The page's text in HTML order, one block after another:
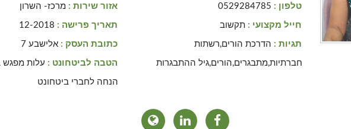
טלפון : 0529284785
חייל מקצועי : תקשוב
תגיות : הדרכת הורים,רשתות
חברתיות,מתבגרים,הורים,גיל ההתבגרות
אזור שירות : מרכז- השרון
תאריך פרישה : 12-2018
כתובת העסק : אלישבע 7
הטבה לביטחונט :
הנחה לחברי ביטחונט